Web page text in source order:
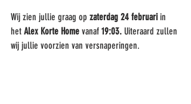
Wij zien jullie graag op zaterdag 24 februari in
het Alex Korte Home vanaf 19:03. Uiteraard zullen
wij jullie voorzien van versnaperingen.